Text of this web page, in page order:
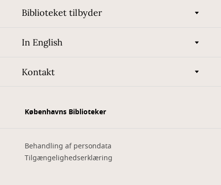
Biblioteket tilbyder
In English
Kontakt
Københavns Biblioteker
Behandling af persondata
Tilgængelighedserklæring